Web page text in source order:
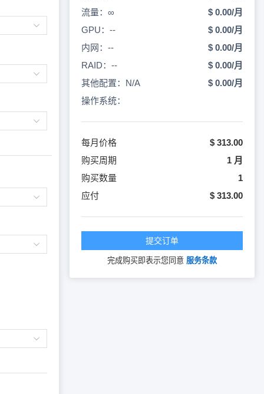
流量：∞
$ 0.00/月
GPU：--
$ 0.00/月
内网：--
$ 0.00/月
RAID：--
$ 0.00/月
其他配置：N/A
$ 0.00/月
操作系统：
每月价格
$ 313.00
购买周期
1 月
购买数量
1
应付
$ 313.00
提交订单
完成购买即表示您同意 服务条款